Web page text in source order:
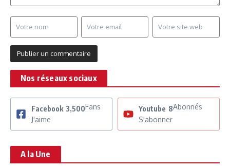
Nos réseaux sociaux
Facebook 3,500Fans
J'aime
Youtube 8Abonnés
S'abonner
A la Une